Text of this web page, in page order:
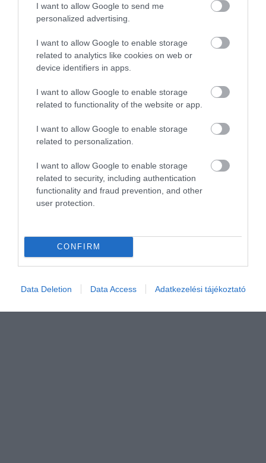
I want to allow Google to send me
personalized advertising.
I want to allow Google to enable storage
related to analytics like cookies on web or
device identifiers in apps.
I want to allow Google to enable storage
related to functionality of the website or app.
I want to allow Google to enable storage
related to personalization.
I want to allow Google to enable storage
related to security, including authentication
functionality and fraud prevention, and other
user protection.
CONFIRM
Data Deletion Data Access Adatkezelési tájékoztató
5.0
Összesen 1
5 1
4 0
3 0
2 0
1 0